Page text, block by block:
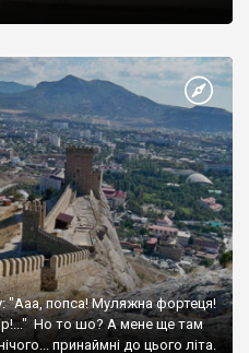
"Ааа, попса! Муляжна фортеця!
Но то шо? А мене ще там
принаймні до цього літа.